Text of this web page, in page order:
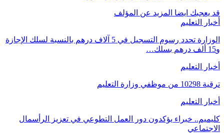
قد يعجبك ايضا المزيد عن المؤلف
أخبار التعليم
الوزارة تحدد رسوم التسجيل في 5 آلاف درهم بالنسبة لسلك الإجازة
و15 ألف درهم بسلك…
أخبار التعليم
ترقية 10298 من موظفي وزارة التعليم
أخبار التعليم
كليميم.. خبراء يؤكدون دور العمل التطوعي في تعزيز الرأسمال
الاجتماعي